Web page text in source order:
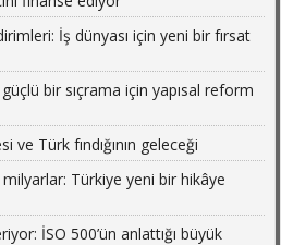
İş dünyası için yeni bir fırsat
bir sıçrama için yapısal reform
ve Türk fındığının geleceği
milyarlar: Türkiye yeni bir hikâye
İSO 500’ün anlattığı büyük